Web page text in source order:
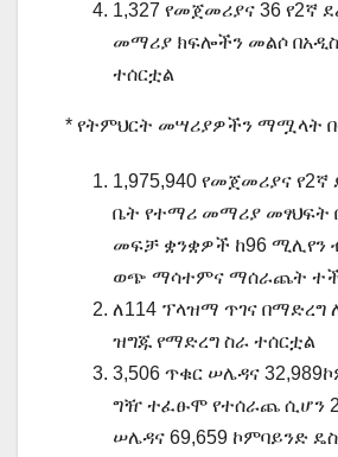
1,327 የመጀመሪያና 36 የ2ኛ
መማሪያ ክፍሎችን መልሶ
ተሰርቷል
* የትምህርት መሣሪያዎችን ማሟላት
1,975,940 የመጀመሪያና
ቤት የተማሪ መማሪያ መፃህፍት
መፍቻ ቋንቋዎች ከ96 ሚሊየን
ወጭ ማሳተምና ማሰራጨት
ለ114 ፕላዝማ ጥገና
ዝግጁ የማድረግ ስራ ተሰርቷል
3,506 ጥቁር ሠሌዳና
ግዥ ተፈፁሞ የተሰራጨ ሲሆን
ሠሌዳና 69,659 ኮምባይንድ